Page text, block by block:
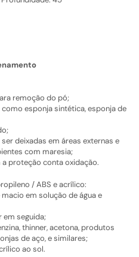
remoção do pó;
esponja sintética, esponja de
deixadas em áreas externas e
com maresia;
proteção conta oxidação.
/ ABS e acrílico:
em solução de água e
em seguida;
thinner, acetona, produtos
de aço, e similares;
ao sol.